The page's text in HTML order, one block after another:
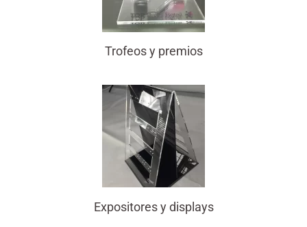
Trofeos y premios
Expositores y displays